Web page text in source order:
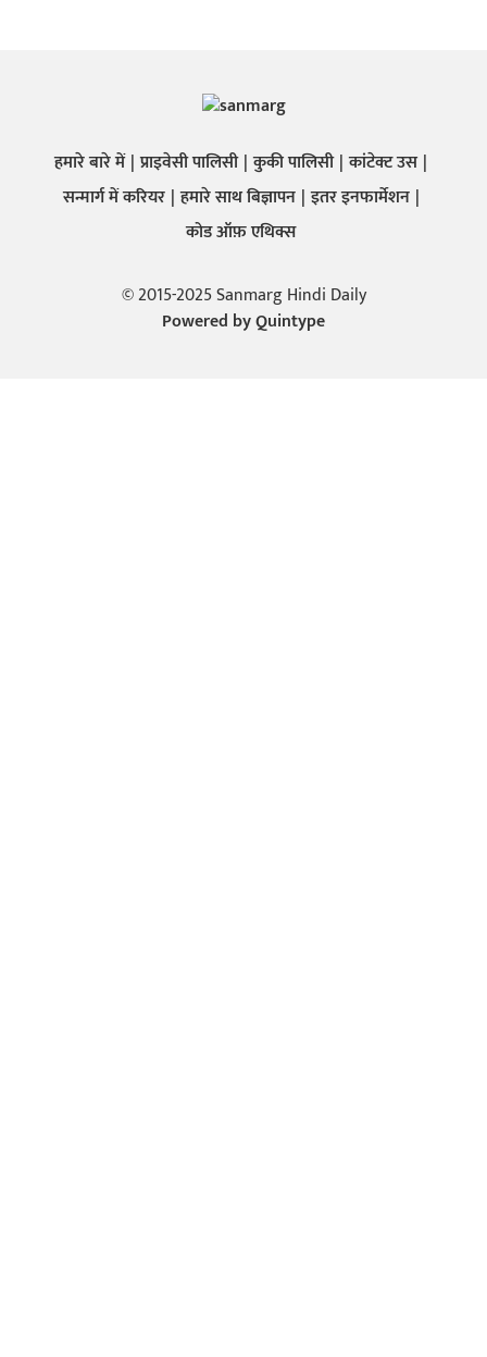
हमारे बारे में प्राइवेसी पालिसी कुकी पालिसी कांटेक्ट उस
सन्मार्ग में करियर हमारे साथ बिज्ञापन इतर इनफार्मेशन
कोड ऑफ़ एथिक्स
© 2015-2025 Sanmarg Hindi Daily
Powered byQuintype